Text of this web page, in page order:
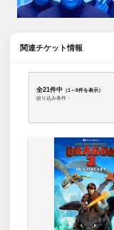
関連チケット情報
全21件中 （1～8件を表示）
絞り込み条件：